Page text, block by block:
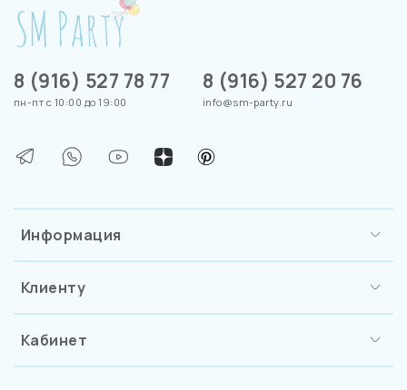
Информация
Клиенту
Кабинет
8 (916) 527 78 77
пн-пт с 10:00 до 19:00
8 (916) 527 20 76
info@sm-party.ru